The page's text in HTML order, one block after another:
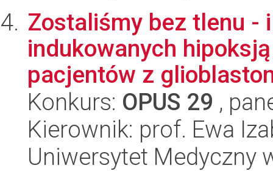
Zostaliśmy bez tlenu -
indukowanych
pacjentów z
Konkurs: OPUS 29 ,
Kierownik: prof. Ewa
Uniwersytet Medyczny